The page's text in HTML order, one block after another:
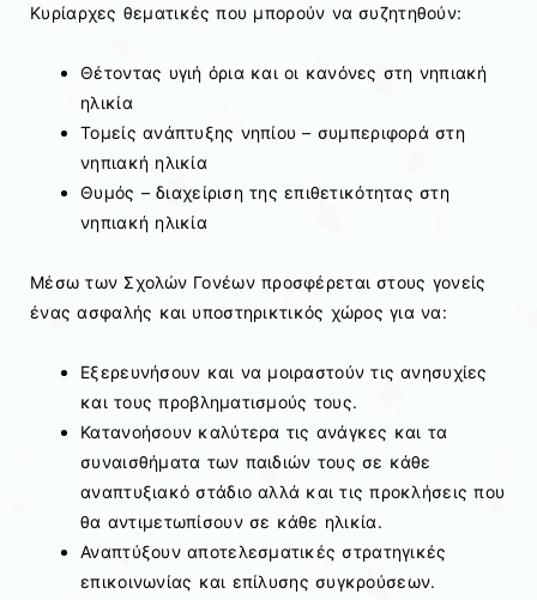
Κυρίαρχες θεματικές που μπορούν να συζητηθούν:
Θέτοντας υγιή όρια και οι κανόνες στη νηπιακή
ηλικία
Τομείς ανάπτυξης νηπίου – συμπεριφορά στη
νηπιακή ηλικία
Θυμός – διαχείριση της επιθετικότητας στη
νηπιακή ηλικία
Μέσω των Σχολών Γονέων προσφέρεται στους γονείς
ένας ασφαλής και υποστηρικτικός χώρος για να:
Εξερευνήσουν και να μοιραστούν τις ανησυχίες
και τους προβληματισμούς τους.
Κατανοήσουν καλύτερα τις ανάγκες και τα
συναισθήματα των παιδιών τους σε κάθε
αναπτυξιακό στάδιο αλλά και τις προκλήσεις που
θα αντιμετωπίσουν σε κάθε ηλικία.
Αναπτύξουν αποτελεσματικές στρατηγικές
επικοινωνίας και επίλυσης συγκρούσεων.